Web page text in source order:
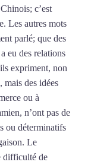
c’est
Les autres mots
parlé; que des
eu des relations
expriment, non
mais des idées
ou à
n’ont pas de
ou déterminatifs
Le
difficulté de